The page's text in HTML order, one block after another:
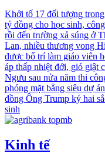
Khởi tố 17 đối tượng
tỷ đồng cho học sinh,
rồi đến trường xả súng ở
Lan, nhiều thương vong
được bố trí làm giáo viên
áp thấp nhiệt đới, gió giật
Ngưu sau nửa năm thi
phóng mặt bằng siêu dự
đồng Ông Trump ký hai
sinh
Kinh tế